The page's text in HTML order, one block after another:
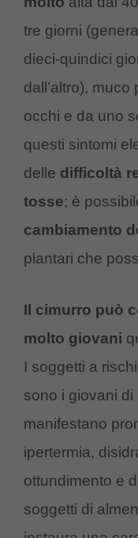
tre giorni
dieci-quindici
dall’altro),
occhi e da uno
questi sintomi
delle difficoltà
tosse; è
cambiamento
plantari che
Il cimurro può
molto giovani
I soggetti a
sono i giovani
manifestano
ipertermia,
ottundimento e
soggetti di